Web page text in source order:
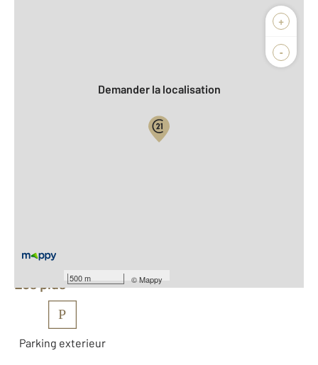
+
-
500 m ©Mappy
Biens vendus
Demander la localisation
Équipements
Les plus
P
Parking exterieur